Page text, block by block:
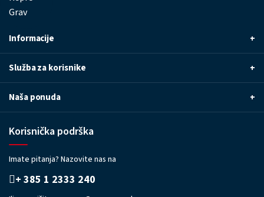
Informacije +
Služba za korisnike +
Naša ponuda +
Korisnička podrška
Imate pitanja? Nazovite nas na
+ 385 1 2333 240